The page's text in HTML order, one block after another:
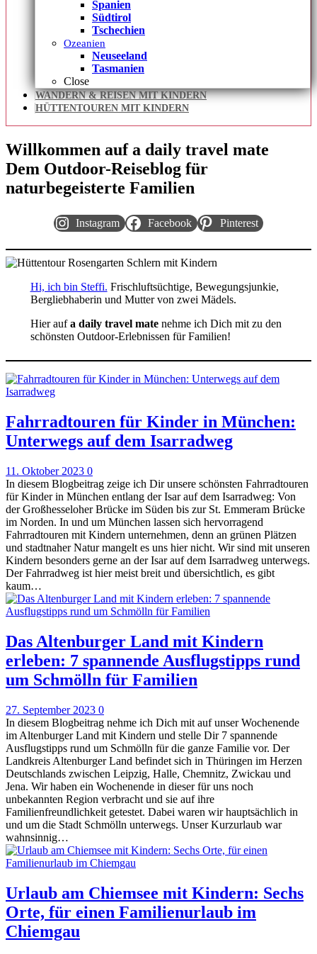
Spanien
Südtirol
Tschechien
Ozeanien
Neuseeland
Tasmanien
Close
WANDERN & REISEN MIT KINDERN
HÜTTENTOUREN MIT KINDERN
Willkommen aufa daily travel mate
Dem Outdoor-Reiseblog für
naturbegeisterte Familien
Instagram Facebook Pinterest
Hi, ich bin Steffi. Frischluftsüchtige, Bewegungsjunkie,
Bergliebhaberin und Mutter von zwei Mädels.
Hier aufa daily travel matenehme ich Dich mit zu den
schönsten Outdoor-Erlebnissen für Familien!
Fahrradtouren für Kinder in München:
Unterwegs auf dem Isarradweg
11. Oktober 2023 0
In diesem Blogbeitrag zeige ich Dir unsere schönsten Fahrradtouren
für Kinder in München entlang der Isar auf dem Isarradweg: Von
der Großhesseloher Brücke im Süden bis zur St. Emmeram Brücke
im Norden. In und um München lassen sich hervorragend
Fahrradtouren mit Kindern unternehmen, denn an grünen Plätzen
und stadtnaher Natur mangelt es uns hier nicht. Wir sind mit unseren
Kindern besonders gerne an der Isar auf dem Isarradweg unterwegs.
Der Fahrradweg ist hier meist breit und übersichtlich, es gibt
kaum…
Das Altenburger Land mit Kindern
erleben: 7 spannende Ausflugstipps rund
um Schmölln für Familien
27. September 2023 0
In diesem Blogbeitrag nehme ich Dich mit auf unser Wochenende
im Altenburger Land mit Kindern und stelle Dir 7 spannende
Ausflugstipps rund um Schmölln für die ganze Familie vor. Der
Landkreis Altenburger Land befindet sich in Thüringen im Herzen
Deutschlands zwischen Leipzig, Halle, Chemnitz, Zwickau und
Jena. Wir haben ein Wochenende in dieser für uns noch
unbekannten Region verbracht und sie auf ihre
Familienfreundlichkeit getestet. Dabei waren wir hauptsächlich in
und um die Stadt Schmölln unterwegs. Unser Kurzurlaub war
wahnsinnig…
Urlaub am Chiemsee mit Kindern: Sechs
Orte, für einen Familienurlaub im
Chiemgau